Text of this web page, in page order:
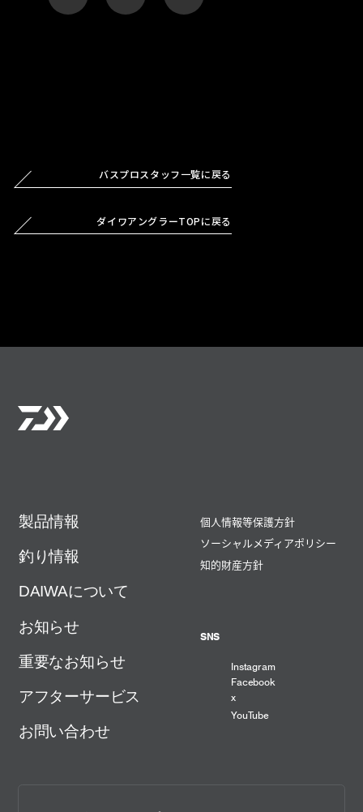
バスプロスタッフ一覧に戻る
ダイワアングラーTOPに戻る
製品情報
釣り情報
DAIWAについて
お知らせ
重要なお知らせ
アフターサービス
お問い合わせ
個人情報等保護方針
ソーシャルメディアポリシー
知的財産方針
SNS
Instagram
Facebook
x
YouTube